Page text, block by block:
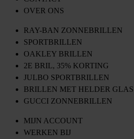
OVER ONS
RAY-BAN ZONNEBRILLEN
SPORTBRILLEN
OAKLEY BRILLEN
2E BRIL, 35% KORTING
JULBO SPORTBRILLEN
BRILLEN MET HELDER GLAS
GUCCI ZONNEBRILLEN
MIJN ACCOUNT
WERKEN BIJ